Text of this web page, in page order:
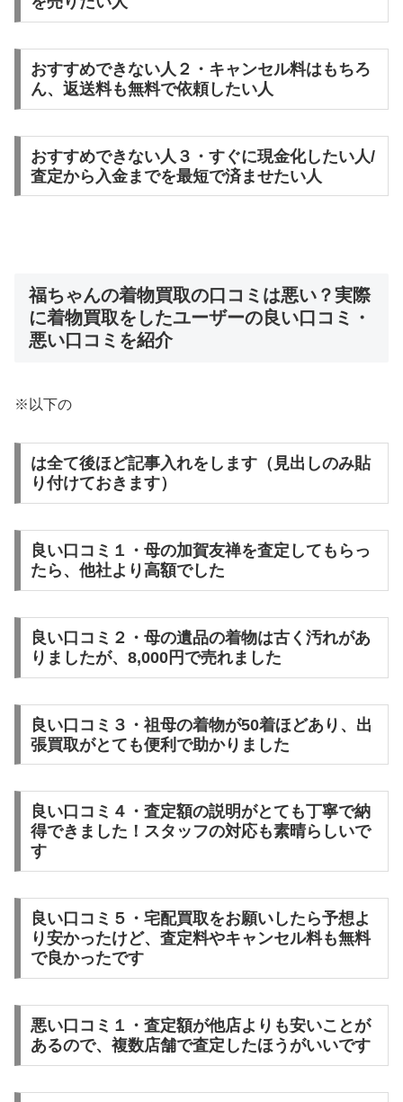
おすすめできない人２・キャンセル料はもちろ
ん、返送料も無料で依頼したい人
おすすめできない人３・すぐに現金化したい人/
査定から入金までを最短で済ませたい人
福ちゃんの着物買取の口コミは悪い？実際
に着物買取をしたユーザーの良い口コミ・
悪い口コミを紹介
※以下の
は全て後ほど記事入れをします（見出しのみ貼
り付けておきます）
良い口コミ１・母の加賀友禅を査定してもらっ
たら、他社より高額でした
良い口コミ２・母の遺品の着物は古く汚れがあ
りましたが、8,000円で売れました
良い口コミ３・祖母の着物が50着ほどあり、出
張買取がとても便利で助かりました
良い口コミ４・査定額の説明がとても丁寧で納
得できました！スタッフの対応も素晴らしいで
す
良い口コミ５・宅配買取をお願いしたら予想よ
り安かったけど、査定料やキャンセル料も無料
で良かったです
悪い口コミ１・査定額が他店よりも安いことが
あるので、複数店舗で査定したほうがいいです